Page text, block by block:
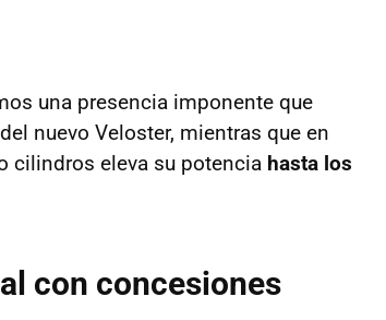
una presencia imponente que
nuevo Veloster, mientras que en
cilindros eleva su potencia hasta los
con concesiones